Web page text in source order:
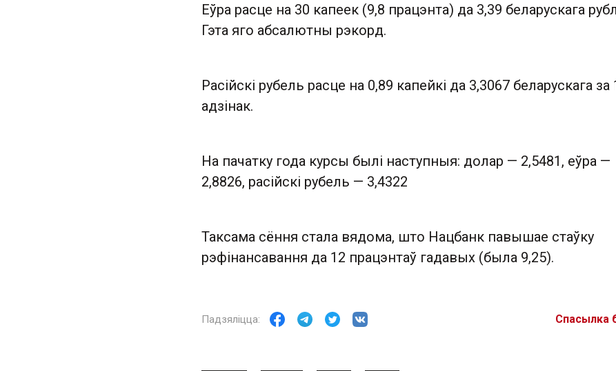
Еўра расце на 30 капеек (9,8 працэнта) да 3,39 беларускага
Гэта яго абсалютны рэкорд.
Расійскі рубель расце на 0,89 капейкі да 3,3067 беларускага за
адзінак.
На пачатку года курсы былі наступныя: долар — 2,5481, еўра —
2,8826, расійскі рубель — 3,4322
Таксама сёння стала вядома, што Нацбанк павышае стаўку
рэфінансавання да 12 працэнтаў гадавых (была 9,25).
Спасылка